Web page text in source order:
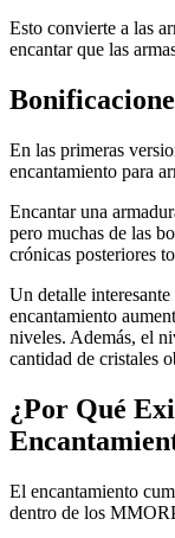
Esto convierte a las
encantar que las
En las primeras
encantamiento para
Encantar una
pero muchas de las
crónicas posteriores
Un detalle
encantamiento
niveles. Además, el
cantidad de cristales
¿Por Qué
El encantamiento
dentro de los